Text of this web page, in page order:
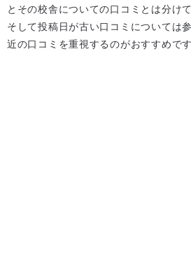
とその校舎についての口コミとは分け
そして投稿日が古い口コミについては
近の口コミを重視するのがおすすめです